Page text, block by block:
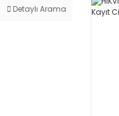
Detaylı Arama